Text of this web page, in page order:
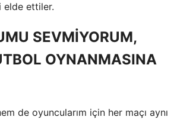
elde ettiler.
SEVMİYORUM,
OYNANMASINA
de oyuncularım için her maçı aynı